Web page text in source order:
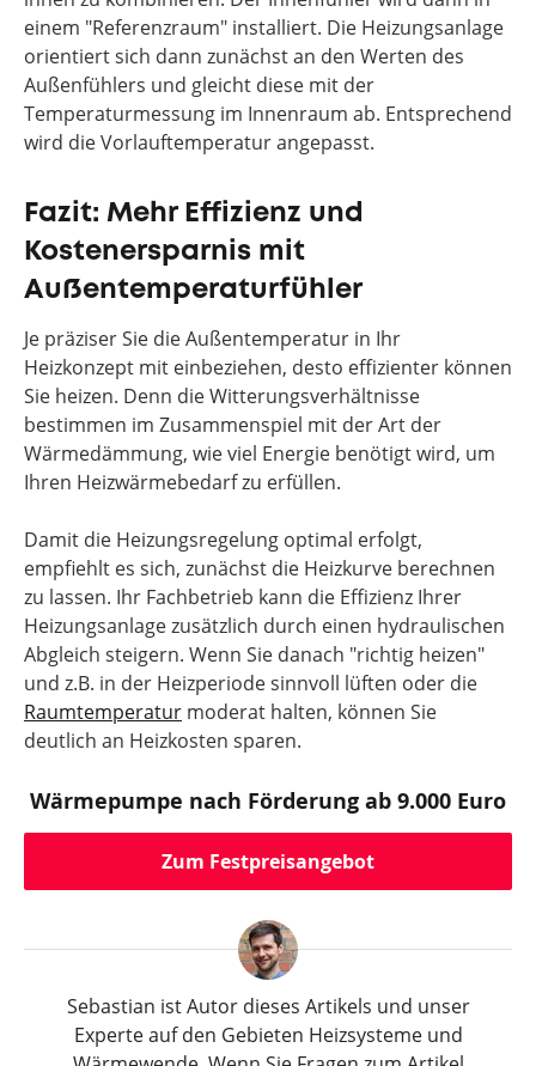
einem "Referenzraum" installiert. Die Heizungsanlage
orientiert sich dann zunächst an den Werten des
Außenfühlers und gleicht diese mit der
Temperaturmessung im Innenraum ab. Entsprechend
wird die Vorlauftemperatur angepasst.
Fazit: Mehr Effizienz und
Kostenersparnis mit
Außentemperaturfühler
Je präziser Sie die Außentemperatur in Ihr
Heizkonzept mit einbeziehen, desto effizienter können
Sie heizen. Denn die Witterungsverhältnisse
bestimmen im Zusammenspiel mit der Art der
Wärmedämmung, wie viel Energie benötigt wird, um
Ihren Heizwärmebedarf zu erfüllen.
Damit die Heizungsregelung optimal erfolgt,
empfiehlt es sich, zunächst die Heizkurve berechnen
zu lassen. Ihr Fachbetrieb kann die Effizienz Ihrer
Heizungsanlage zusätzlich durch einen hydraulischen
Abgleich steigern. Wenn Sie danach "richtig heizen"
und z.B. in der Heizperiode sinnvoll lüften oder die
Raumtemperatur moderat halten, können Sie
deutlich an Heizkosten sparen.
Wärmepumpe nach Förderung ab 9.000 Euro
Zum Festpreisangebot
Sebastian ist Autor dieses Artikels und unser
Experte auf den Gebieten Heizsysteme und